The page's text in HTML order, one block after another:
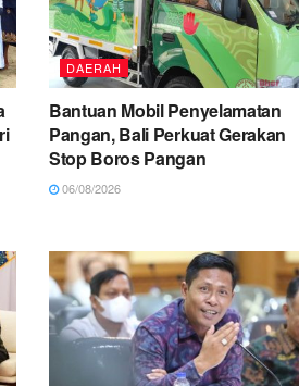
DAERAH
Bantuan Mobil Penyelamatan
Pangan, Bali Perkuat Gerakan
Stop Boros Pangan
06/08/2026